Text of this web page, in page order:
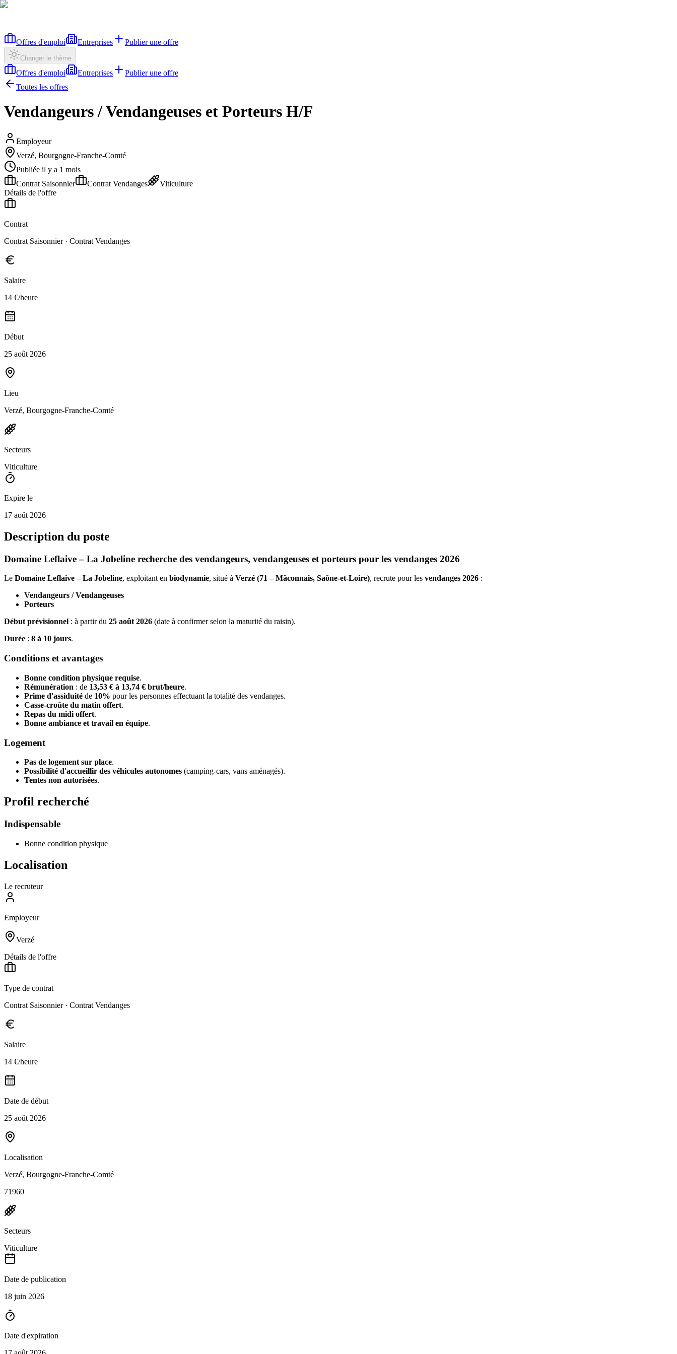
Offres d'emploi Entreprises Publier une offre
Changer le thème
Offres d'emploi Entreprises
Publier une offre
Toutes les offres
Vendangeurs / Vendangeuses et Porteurs H/F
Employeur
Verzé, Bourgogne-Franche-Comté
Publiée il y a 1 mois
Contrat Saisonnier
Contrat Vendanges
Viticulture
Détails de l'offre
Contrat
Contrat Saisonnier · Contrat Vendanges
Salaire
14 €/heure
Début
25 août 2026
Lieu
Verzé, Bourgogne-Franche-Comté
Secteurs
Viticulture
Expire le
17 août 2026
Description du poste
Domaine Leflaive – La Jobeline recherche des vendangeurs, vendangeuses et porteurs pour les vendanges 2026
Le Domaine Leflaive – La Jobeline, exploitant en biodynamie, situé à Verzé (71 – Mâconnais, Saône-et-Loire), recrute pour les vendanges 2026 :
Vendangeurs / Vendangeuses
Porteurs
Début prévisionnel : à partir du 25 août 2026 (date à confirmer selon la maturité du raisin).
Durée : 8 à 10 jours.
Conditions et avantages
Bonne condition physique requise.
Rémunération : de 13,53 € à 13,74 € brut/heure.
Prime d'assiduité de 10% pour les personnes effectuant la totalité des vendanges.
Casse-croûte du matin offert.
Repas du midi offert.
Bonne ambiance et travail en équipe.
Logement
Pas de logement sur place.
Possibilité d'accueillir des véhicules autonomes (camping-cars, vans aménagés).
Tentes non autorisées.
Profil recherché
Indispensable
Bonne condition physique
Localisation
Le recruteur
Employeur
Verzé
Détails de l'offre
Type de contrat
Contrat Saisonnier · Contrat Vendanges
Salaire
14 €/heure
Date de début
25 août 2026
Localisation
Verzé, Bourgogne-Franche-Comté
71960
Secteurs
Viticulture
Date de publication
18 juin 2026
Date d'expiration